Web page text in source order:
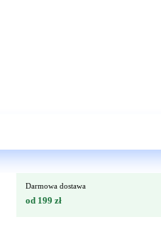
Darmowa dostawa
od 199 zł